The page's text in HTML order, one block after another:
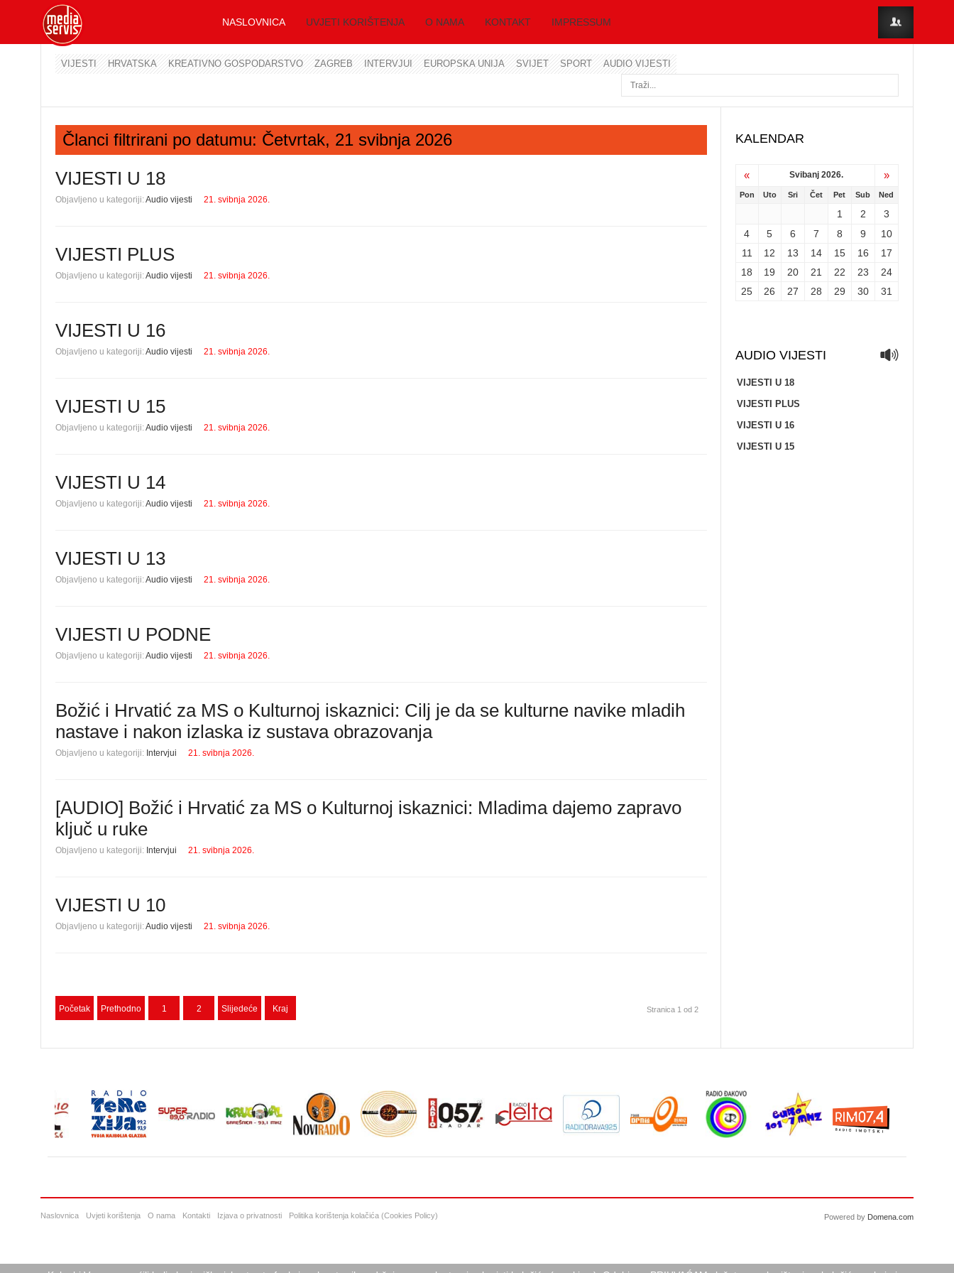
NASLOVNICA UVJETI KORIŠTENJA O NAMA KONTAKT IMPRESSUM
VIJESTI HRVATSKA KREATIVNO GOSPODARSTVO ZAGREB INTERVJUI EUROPSKA UNIJA SVIJET SPORT AUDIO VIJESTI
Članci filtrirani po datumu: Četvrtak, 21 svibnja 2026
VIJESTI U 18
Objavljeno u kategoriji:Audio vijesti 21. svibnja 2026.
VIJESTI PLUS
Objavljeno u kategoriji:Audio vijesti 21. svibnja 2026.
VIJESTI U 16
Objavljeno u kategoriji:Audio vijesti 21. svibnja 2026.
VIJESTI U 15
Objavljeno u kategoriji:Audio vijesti 21. svibnja 2026.
VIJESTI U 14
Objavljeno u kategoriji:Audio vijesti 21. svibnja 2026.
VIJESTI U 13
Objavljeno u kategoriji:Audio vijesti 21. svibnja 2026.
VIJESTI U PODNE
Objavljeno u kategoriji:Audio vijesti 21. svibnja 2026.
Božić i Hrvatić za MS o Kulturnoj iskaznici: Cilj je da se kulturne navike mladih
nastave i nakon izlaska iz sustava obrazovanja
Objavljeno u kategoriji: Intervjui 21. svibnja 2026.
[AUDIO] Božić i Hrvatić za MS o Kulturnoj iskaznici: Mladima dajemo zapravo
ključ u ruke
Objavljeno u kategoriji: Intervjui 21. svibnja 2026.
VIJESTI U 10
Objavljeno u kategoriji:Audio vijesti 21. svibnja 2026.
Početak Prethodno 1 2 Slijedeće Kraj Stranica 1 od 2
KALENDAR
« Svibanj 2026. »
Pon Uto Sri Čet Pet Sub Ned
1 2
3
4
5 6 7 8 9
10
11
12 13 14 15 16
17
18
19 20 21 22 23
24
25
26 27 28 29 30 31
AUDIO VIJESTI
VIJESTI U 18
VIJESTI PLUS
VIJESTI U 16
VIJESTI U 15
Naslovnica Uvjeti korištenja O nama Kontakti Izjava o privatnosti Politika korištenja kolačića (Cookies Policy) Powered by Domena.com